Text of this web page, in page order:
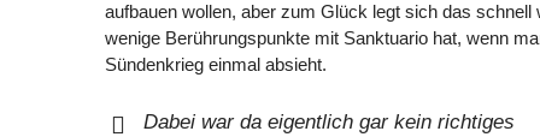
aufbauen wollen, aber zum Glück legt sich das
wenige Berührungspunkte mit Sanktuario hat, wenn
Sündenkrieg einmal absieht.
Dabei war da eigentlich gar kein richtiges